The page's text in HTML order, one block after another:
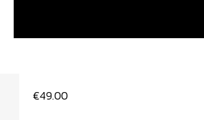
€49.00